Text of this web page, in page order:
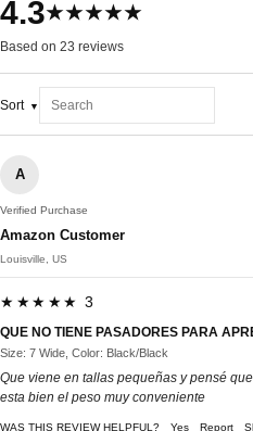
4.3★★★★★
Based on 23 reviews
Sort
A
Verified Purchase
Amazon Customer
Louisville, US
★★★★★ 3
QUE NO TIENE PASADORES PARA
Size: 7 Wide, Color: Black/Black
Que viene en tallas pequeñas y pensé
esta bien el peso muy conveniente
WAS THIS REVIEW HELPFUL? Yes Report